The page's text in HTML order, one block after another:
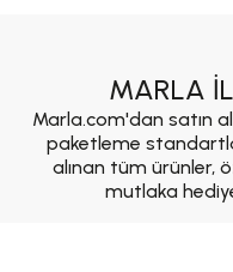
MARLA
Marla.com'dan satın
paketleme
alınan tüm ürünler,
mutlaka